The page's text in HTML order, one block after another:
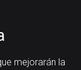
mejorarán la